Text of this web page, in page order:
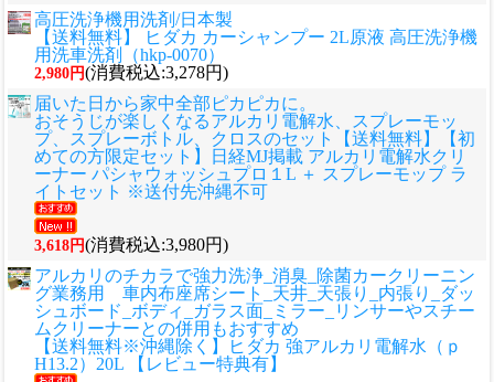
高圧洗浄機用洗剤/日本製
【送料無料】 ヒダカ カーシャンプー 2L原液 高圧洗浄機
用洗車洗剤（hkp-0070）
2,980円(消費税込:3,278円)
届いた日から家中全部ピカピカに。
おそうじが楽しくなるアルカリ電解水、スプレーモッ
プ、スプレーボトル、クロスのセット
【送料無料】【初
めての方限定セット】日経MJ掲載 アルカリ電解水クリ
ーナー パシャウォッシュプロ１L ＋ スプレーモップ ラ
イトセット ※送付先沖縄不可
3,618円(消費税込:3,980円)
アルカリのチカラで強力洗浄_消臭_除菌カークリーニン
グ業務用 車内布座席シート_天井_天張り_内張り_ダッ
シュボード_ボディ_ガラス面_ミラー_リンサーやスチー
ムクリーナーとの併用もおすすめ
【送料無料※沖縄除く】ヒダカ 強アルカリ電解水（ｐ
H13.2）20L 【レビュー特典有】